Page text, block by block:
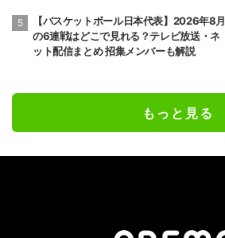
【バスケットボール日本代表】2026年8月
の6連戦はどこで見れる？テレビ放送・ネ
ット配信まとめ 招集メンバーも解説
もっと見る